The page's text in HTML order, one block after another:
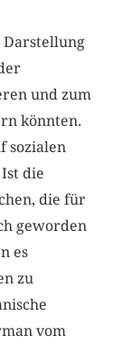
Darstellung
und zum
könnten.
sozialen
die
die für
geworden
es
zu
vom